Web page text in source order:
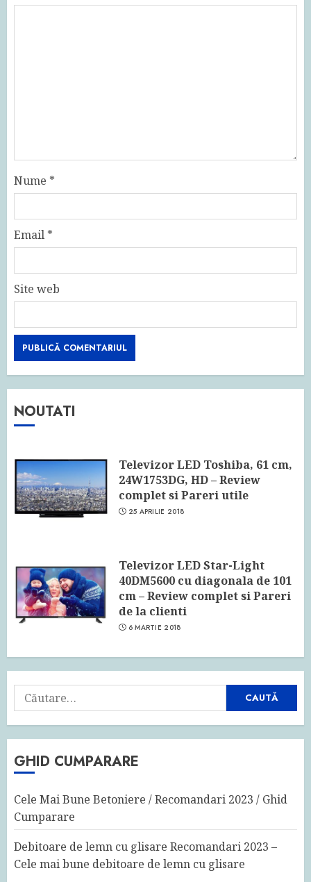
Nume *
Email *
Site web
NOUTATI
Televizor LED Toshiba, 61 cm,
24W1753DG, HD – Review
complet si Pareri utile
25 APRILIE 2018
Televizor LED Star-Light
40DM5600 cu diagonala de 101
cm – Review complet si Pareri
de la clienti
6 MARTIE 2018
Caută
după:
GHID CUMPARARE
Cele Mai Bune Betoniere / Recomandari 2023 / Ghid
Cumparare
Debitoare de lemn cu glisare Recomandari 2023 –
Cele mai bune debitoare de lemn cu glisare